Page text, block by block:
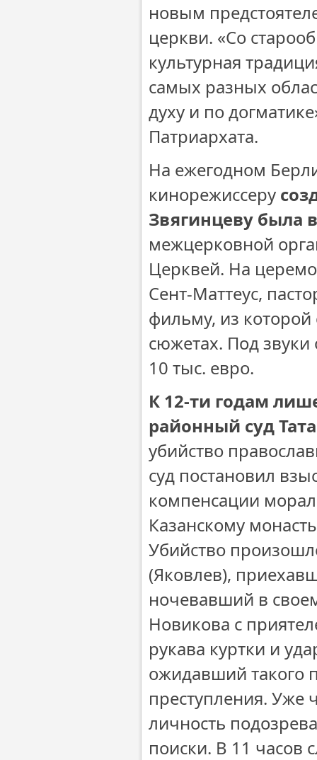
новым
церкви. «Со
культурная
самых разных
духу и по
Патриархата.
На ежегодном
кинорежиссеру
Звягинцеву была
межцерковной
Церквей. На
Сент-Маттеус,
фильму, из
сюжетах. Под звуки
10 тыс. евро.
К 12-ти годам
районный суд
убийство
суд постановил
компенсации
Казанскому
Убийство
(Яковлев),
ночевавший в
Новикова с
рукава куртки и
ожидавший такого
преступления. Уже
личность
поиски. В 11 часов